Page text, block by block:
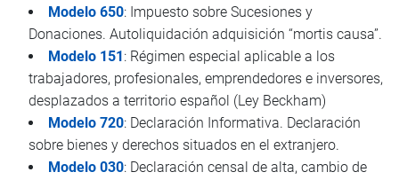
Modelo 650: Impuesto sobre Sucesiones y
Donaciones. Autoliquidación adquisición “mortis causa”.
Modelo 151 : Régimen especial aplicable a los
trabajadores, profesionales, emprendedores e inversores,
desplazados a territorio español (Ley Beckham)
Modelo 720: Declaración Informativa. Declaración
sobre bienes y derechos situados en el extranjero.
Modelo 030: Declaración censal de alta, cambio de